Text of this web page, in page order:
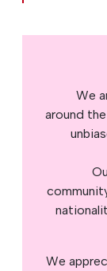
We
around
We